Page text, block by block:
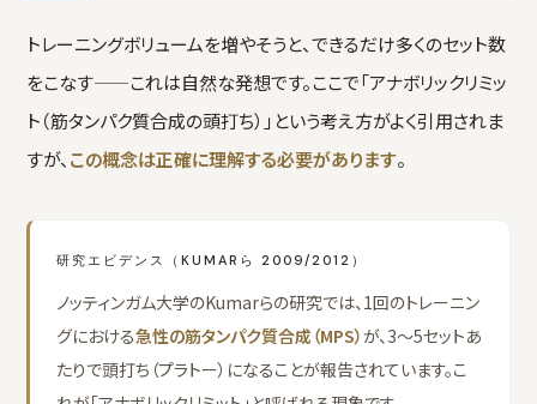
トレーニングボリュームを増やそうと、できるだけ多くのセット数
をこなす——これは自然な発想です。ここで「アナボリックリミッ
ト（筋タンパク質合成の頭打ち）」という考え方がよく引用されま
すが、 この概念は正確に理解する必要があります。
研究エビデンス（KUMARら 2009/2012）
ノッティンガム大学のKumarらの研究では、1回のトレーニン
グにおける急性の筋タンパク質合成（MPS）が、3〜5セットあ
たりで頭打ち（プラトー）になることが報告されています。こ